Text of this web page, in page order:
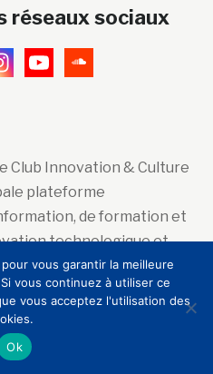
réseaux sociaux
Club Innovation & Culture
plateforme
de formation et
technologique et
artistique,
newsletter
vous garantir la meilleure
vous continuez à utiliser ce
vous acceptez l'utilisation des
Ok